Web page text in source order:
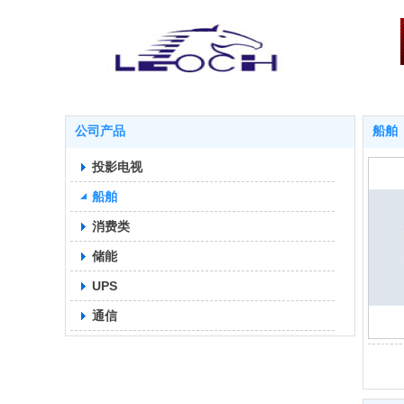
公司产品
投影电视
船舶
消费类
储能
UPS
通信
船舶